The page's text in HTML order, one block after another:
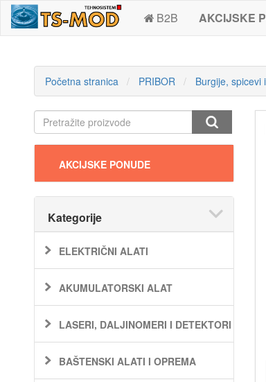
B2B AKCIJSKE
Početna stranica PRIBOR Burgije, spicevi
AKCIJSKE PONUDE
Kategorije
ELEKTRIČNI ALATI
AKUMULATORSKI ALAT
LASERI, DALJINOMERI I DETEKTORI
BAŠTENSKI ALATI I OPREMA